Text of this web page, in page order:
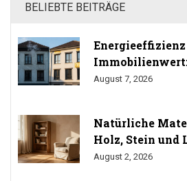
BELIEBTE BEITRÄGE
Sanierung auf
August 7, 2026
Natürliche
Holz, Stein und
gesundes
August 2, 2026